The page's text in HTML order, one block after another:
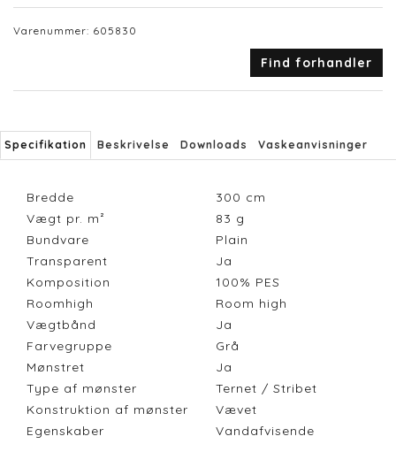
Varenummer: 605830
Find forhandler
Specifikation Beskrivelse Downloads Vaskeanvisninger
Bredde 300 cm
Vægt pr. m²
83 g
Bundvare
Plain
Transparent
Ja
Komposition
100% PES
Roomhigh
Room high
Vægtbånd
Ja
Farvegruppe
Grå
Mønstret
Ja
Type af mønster
Ternet / Stribet
Konstruktion af mønster
Vævet
Egenskaber
Vandafvisende